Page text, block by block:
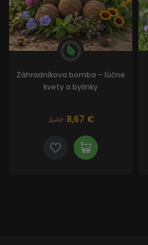
Záhradníkova bomba – lúčne
kvety a bylinky
9,42 8,67 €